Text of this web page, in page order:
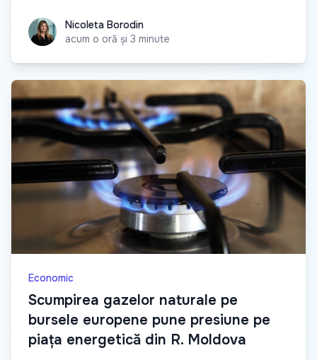
Nicoleta Borodin
Nicoleta Borodin
acum o oră și 3 minute
Economic
Scumpirea gazelor naturale pe
bursele europene pune presiune pe
piața energetică din R. Moldova